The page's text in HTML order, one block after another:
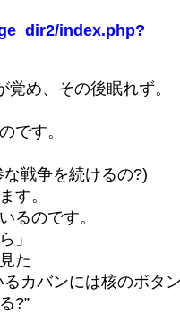
index.php?
め、その後眠れず。
です。
戦争を続けるの?)
す。
るのです。
」
た
カバンには核のボタ
?”